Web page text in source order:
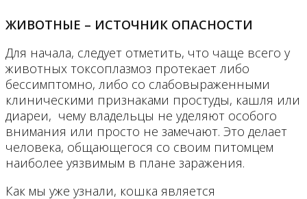
ЖИВОТНЫЕ – ИСТОЧНИК ОПАСНОСТИ
Для начала, следует отметить, что чаще всего у
животных токсоплазмоз протекает либо
бессимптомно, либо со слабовыраженными
клиническими признаками простуды, кашля или
диареи, чему владельцы не уделяют особого
внимания или просто не замечают. Это делает
человека, общающегося со своим питомцем
наиболее уязвимым в плане заражения.
Как мы уже узнали, кошка является